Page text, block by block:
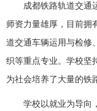
成都铁路轨道交通运
师资力量雄厚，目前拥
道交通车辆运用与检修
织等重点专业。学校坚
为社会培养了大量的铁
学校以就业为导向，